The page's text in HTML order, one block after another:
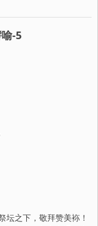
-5
坛之下，敬拜赞美袮！